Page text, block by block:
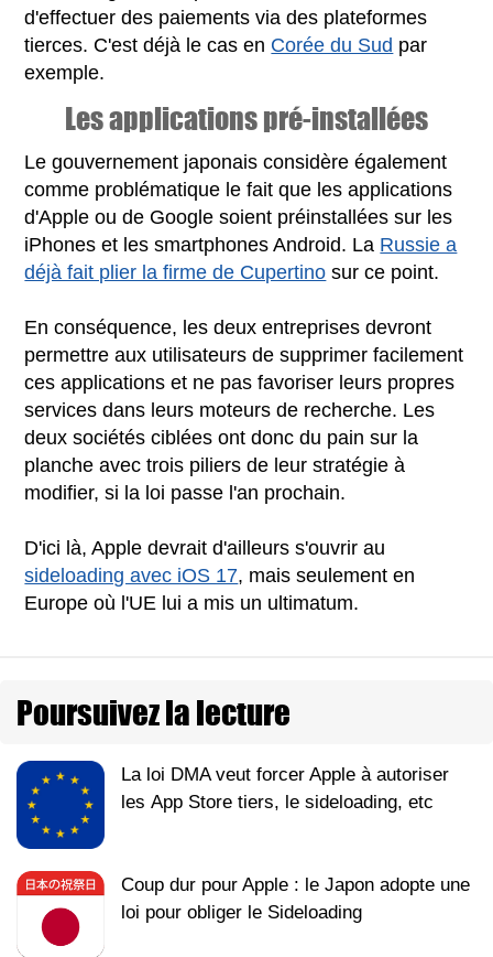
d'effectuer des paiements via des plateformes
tierces. C'est déjà le cas en Corée du Sud par
exemple.
Les applications pré-installées
Le gouvernement japonais considère également
comme problématique le fait que les applications
d'Apple ou de Google soient préinstallées sur les
iPhones et les smartphones Android. La Russie a
déjà fait plier la firme de Cupertino sur ce point.
En conséquence, les deux entreprises devront
permettre aux utilisateurs de supprimer facilement
ces applications et ne pas favoriser leurs propres
services dans leurs moteurs de recherche. Les
deux sociétés ciblées ont donc du pain sur la
planche avec trois piliers de leur stratégie à
modifier, si la loi passe l'an prochain.
D'ici là, Apple devrait d'ailleurs s'ouvrir au
sideloading avec iOS 17, mais seulement en
Europe où l'UE lui a mis un ultimatum.
Poursuivez la lecture
La loi DMA veut forcer Apple à autoriser
les App Store tiers, le sideloading, etc
Coup dur pour Apple : le Japon adopte une
loi pour obliger le Sideloading